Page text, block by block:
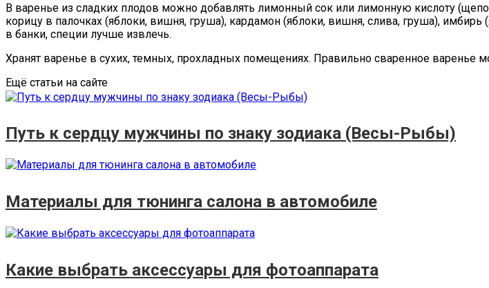
В варенье из сладких плодов можно добавлять лимонный сок или лимонную кислоту
корицу в палочках (яблоки, вишня, груша), кардамон (яблоки, вишня, слива, груша), имбирь
в банки, специи лучше извлечь.
Хранят варенье в сухих, темных, прохладных помещениях. Правильно сваренное варенье
Ещё статьи на сайте
Путь к сердцу мужчины по знаку зодиака (Весы-Рыбы)
Материалы для тюнинга салона в автомобиле
Какие выбрать аксессуары для фотоаппарата